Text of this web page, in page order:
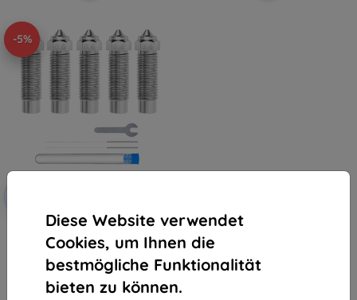
Diese Website verwendet
Cookies, um Ihnen die
bestmögliche Funktionalität
bieten zu können.
-5%
ELEGOO Neptune 4 Plus / 4 Max
Hardened Steel Nozzle Set (0.4
mm x3, 0.6 mm x1, 0.8 mm x1)
25,89 €
24,60 €